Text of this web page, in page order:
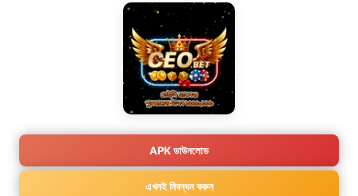
APK ডাউনলোড
এখনই নিবন্ধন করুন